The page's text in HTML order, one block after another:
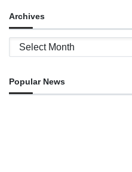
Archives
Archives
Popular News